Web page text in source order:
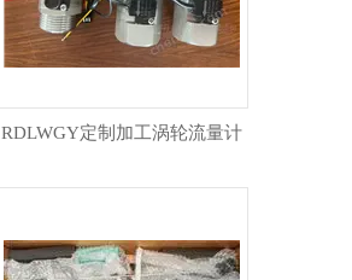
RDLWGY定制加工涡轮流量计